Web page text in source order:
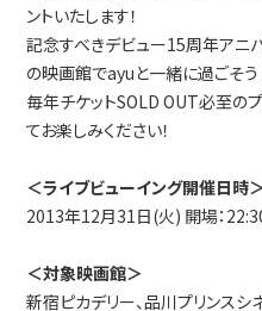
ントいたします！
記念すべきデビュー15周年アニ
の映画館でayuと一緒に過ごそ
毎年チケットSOLD OUT必至の
てお楽しみください！
＜ライブビューイング開催日時
2013年12月31日(火) 開場：
＜対象映画館＞
新宿ピカデリー、品川プリンスシ